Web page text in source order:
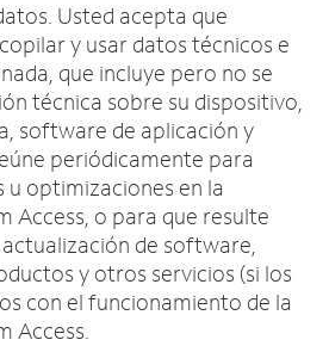
Usted acepta que
y usar datos técnicos e
que incluye pero no se
técnica sobre su dispositivo,
software de aplicación y
periódicamente para
optimizaciones en la
Access, o para que resulte
de software,
y otros servicios (si los
con el funcionamiento de la
Access.